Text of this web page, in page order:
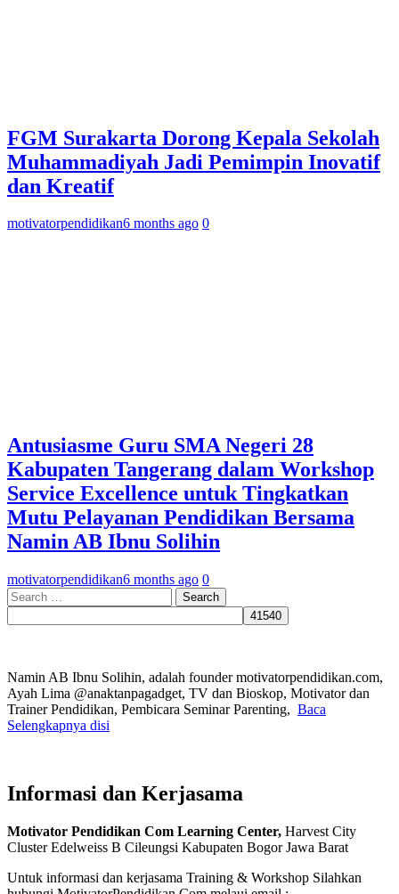
FGM Surakarta Dorong Kepala Sekolah
Muhammadiyah Jadi Pemimpin Inovatif
dan Kreatif
motivatorpendidikan6 months ago 0
Antusiasme Guru SMA Negeri 28
Kabupaten Tangerang dalam Workshop
Service Excellence untuk Tingkatkan
Mutu Pelayanan Pendidikan Bersama
Namin AB Ibnu Solihin
motivatorpendidikan6 months ago 0
Search
for:
Namin AB Ibnu Solihin, adalah founder motivatorpendidikan.com,
Ayah Lima @anaktanpagadget, TV dan Bioskop, Motivator dan
Trainer Pendidikan, Pembicara Seminar Parenting, Baca
Selengkapnya disi
Informasi dan Kerjasama
Motivator Pendidikan Com Learning Center, Harvest City
Cluster Edelweiss B Cileungsi Kabupaten Bogor Jawa Barat
Untuk informasi dan kerjasama Training & Workshop Silahkan